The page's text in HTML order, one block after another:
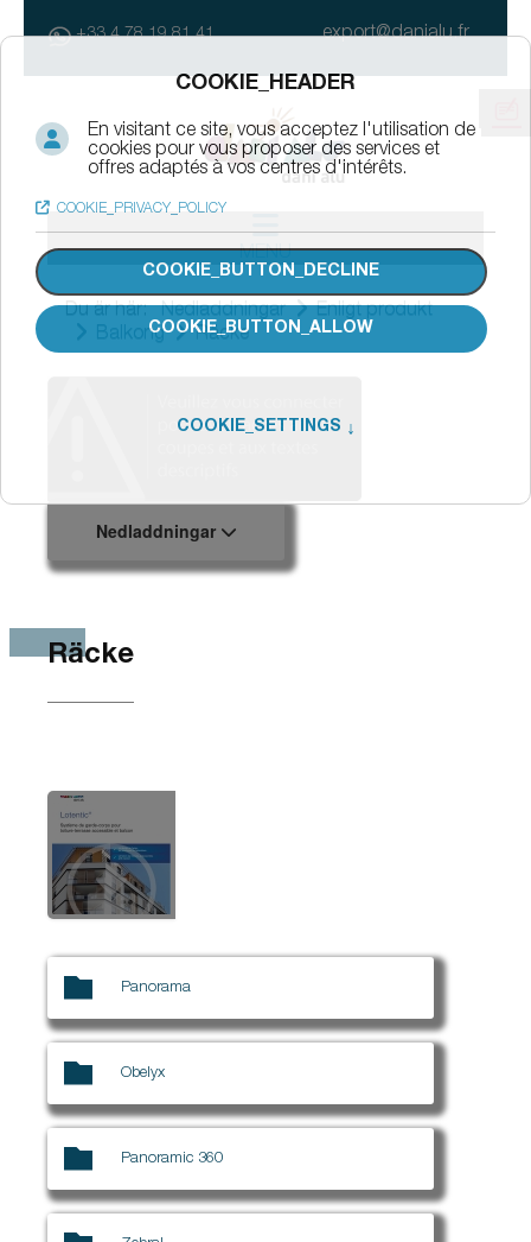
+33 4 78 19 81 41 export@danialu.fr
MENU
Du är här: Nedladdningar
Enligt produkt
Balkong
Räcke
Nedladdningar
Räcke
Panorama
Obelyx
Panoramic 360